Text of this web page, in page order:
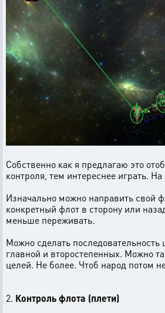
Собственно как я предлагаю это
контроля, тем интереснее играть.
Изначально можно направить свой
конкретный флот в сторону или
меньше переживать.
Можно сделать
главной и второстепенных. Можно
целей. Не более. Чтоб народ потом
2. Контроль флота (плети)